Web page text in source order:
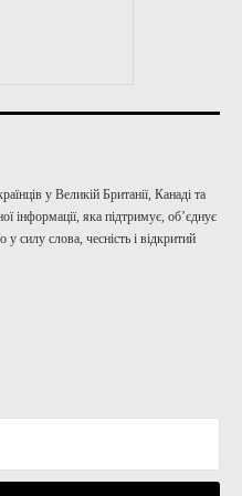
у Великій Британії, Канаді та
яка підтримує, об’єднує
силу слова, чесність і відкритий